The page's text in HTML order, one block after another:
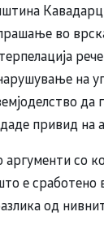
во
на
да
привид на
со
е сработено
од